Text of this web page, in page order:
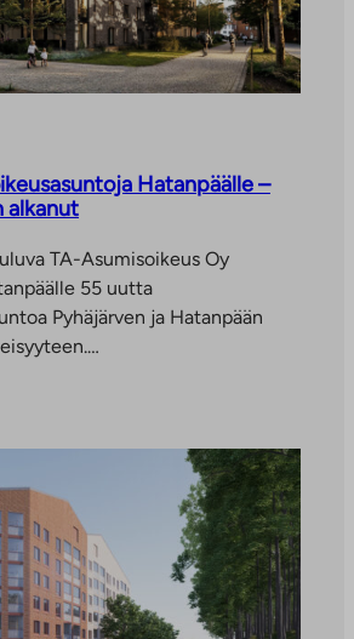
Hatanpäälle –
alkanut
TA-Asumisoikeus Oy
55 uutta
Pyhäjärven ja Hatanpään